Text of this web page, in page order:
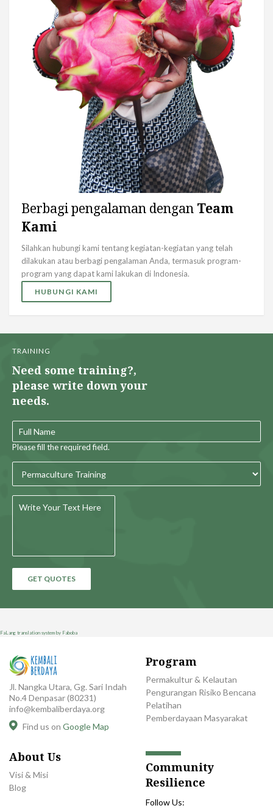
Berbagi pengalaman dengan Team
Kami
Silahkan hubungi kami tentang kegiatan-kegiatan yang telah
dilakukan atau berbagi pengalaman Anda, termasuk program-
program yang dapat kami lakukan di Indonesia.
HUBUNGI KAMI
TRAINING
Need some training?,
please write down your
needs.
Please fill the required field.
GET QUOTES
FaLang translation system by Faboba
Jl. Nangka Utara, Gg. Sari Indah
No.4 Denpasar (80231)
info@kembaliberdaya.org
Find us on Google Map
Program
Permakultur & Kelautan
Pengurangan Risiko Bencana
Pelatihan
Pemberdayaan Masyarakat
About Us
Visi & Misi
Blog
Community
Resilience
Follow Us: